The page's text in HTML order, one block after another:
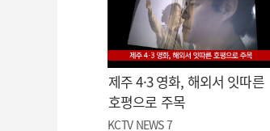
제주 4·3 영화, 해외서 잇따른
호평으로 주목
KCTV NEWS 7